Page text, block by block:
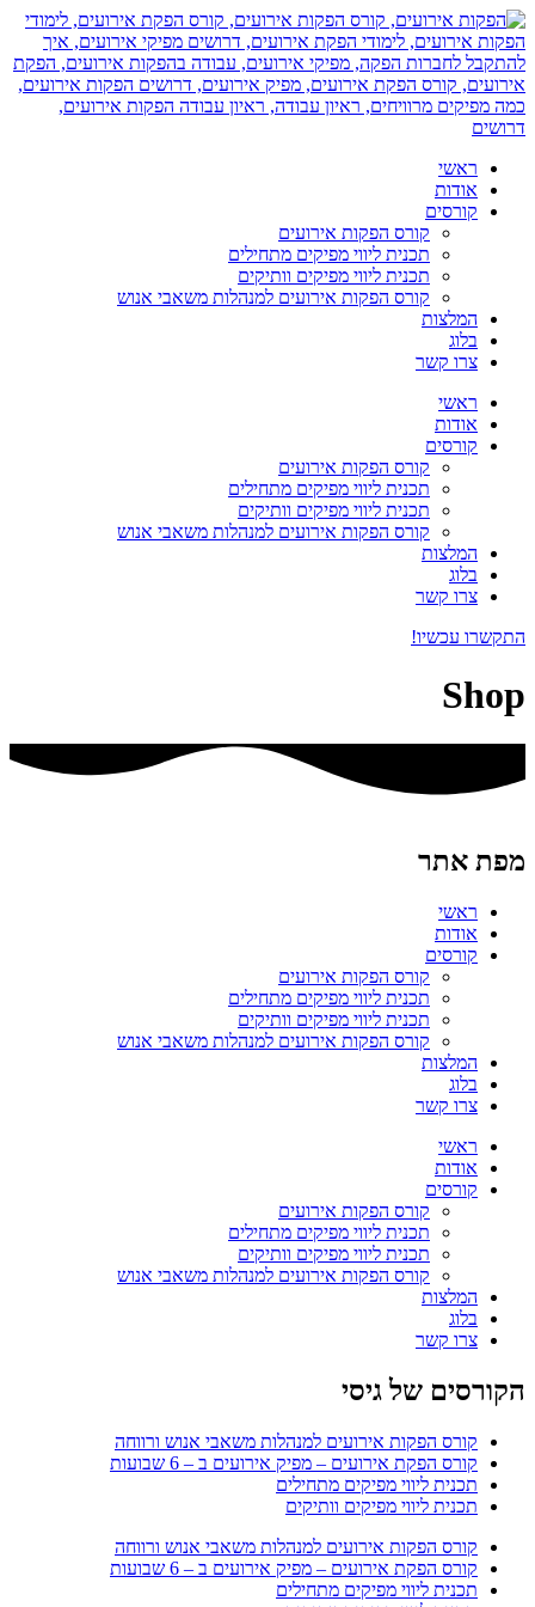
דלג
לתוכן
ראשי
אודות
קורסים
קורס הפקות אירועים
תכנית ליווי מפיקים מתחילים
תכנית ליווי מפיקים וותיקים
קורס הפקות אירועים למנהלות משאבי אנוש
המלצות
בלוג
צרו קשר
ראשי
אודות
קורסים
קורס הפקות אירועים
תכנית ליווי מפיקים מתחילים
תכנית ליווי מפיקים וותיקים
קורס הפקות אירועים למנהלות משאבי אנוש
המלצות
בלוג
צרו קשר
התקשרו עכשיו!
Shop
מפת אתר
ראשי
אודות
קורסים
קורס הפקות אירועים
תכנית ליווי מפיקים מתחילים
תכנית ליווי מפיקים וותיקים
קורס הפקות אירועים למנהלות משאבי אנוש
המלצות
בלוג
צרו קשר
ראשי
אודות
קורסים
קורס הפקות אירועים
תכנית ליווי מפיקים מתחילים
תכנית ליווי מפיקים וותיקים
קורס הפקות אירועים למנהלות משאבי אנוש
המלצות
בלוג
צרו קשר
הקורסים של גיסי
קורס הפקות אירועים למנהלות משאבי אנוש ורווחה
קורס הפקת אירועים – מפיק אירועים ב – 6 שבועות
תכנית ליווי מפיקים מתחילים
תכנית ליווי מפיקים וותיקים
קורס הפקות אירועים למנהלות משאבי אנוש ורווחה
קורס הפקת אירועים – מפיק אירועים ב – 6 שבועות
תכנית ליווי מפיקים מתחילים